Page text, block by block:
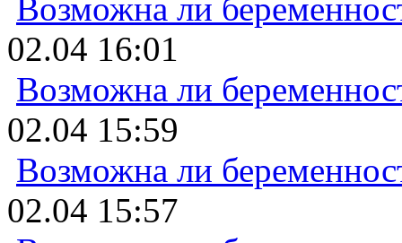
Возможна ли
02.04 16:01
Возможна ли
02.04 15:59
Возможна ли
02.04 15:57